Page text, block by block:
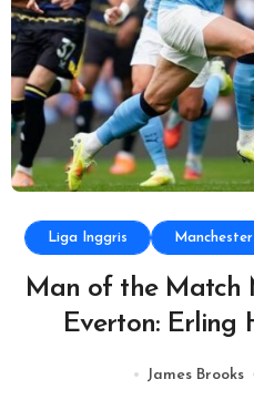
Liga Inggris
Man of the Match
Everton: Erling
James Brooks